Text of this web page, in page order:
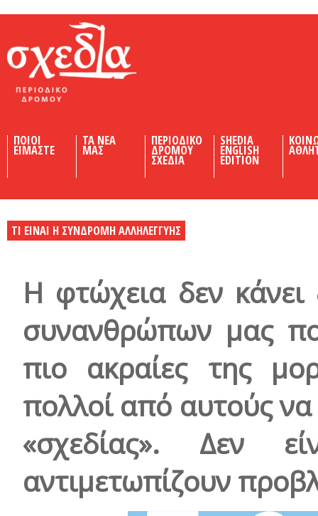
ΠΟΙΟΙ
ΕΙΜΑΣΤΕ
ΤΑ ΝΕΑ
ΜΑΣ
ΠΕΡΙΟΔΙΚΟ
ΔΡΟΜΟΥ
ΣΧΕΔΙΑ
SHEDIA
ENGLISH
EDITION
ΤΙ ΕΙΝΑΙ Η ΣΥΝΔΡΟΜΗ ΑΛΛΗΛΕΓΓΥΗΣ
Η φτώχεια δεν κάνει
συνανθρώπων μας
πιο ακραίες της
πολλοί από αυτούς
«σχεδίας». Δεν
αντιμετωπίζουν